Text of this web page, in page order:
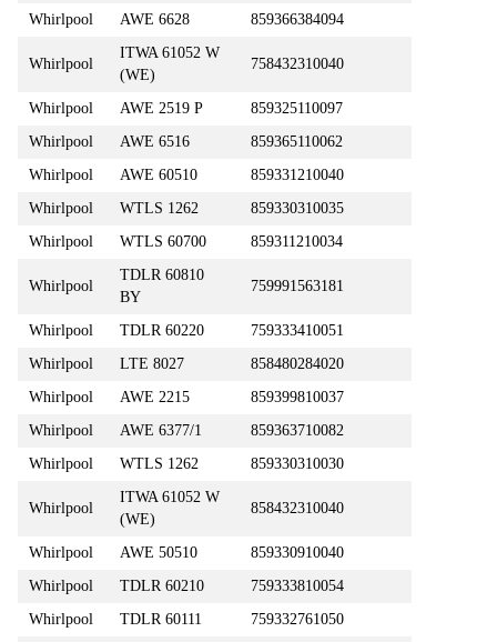
Whirlpool
AWE 6628 859366384094
Whirlpool
ITWA 61052 W
(WE)
758432310040
Whirlpool AWE 2519 P
859325110097
Whirlpool
AWE 6516
859365110062
Whirlpool
AWE 60510
859331210040
Whirlpool
WTLS 1262
859330310035
Whirlpool
WTLS 60700 859311210034
Whirlpool
TDLR 60810
BY
759991563181
Whirlpool TDLR 60220
759333410051
Whirlpool
LTE 8027
858480284020
Whirlpool
AWE 2215
859399810037
Whirlpool
AWE 6377/1
859363710082
Whirlpool
WTLS 1262 859330310030
Whirlpool
ITWA 61052 W
(WE)
858432310040
Whirlpool AWE 50510
859330910040
Whirlpool
TDLR 60210
759333810054
Whirlpool
TDLR 60111 759332761050